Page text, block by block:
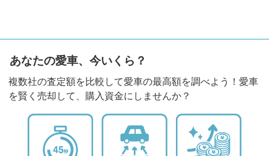
あなたの愛車、今いくら？
複数社の査定額を比較して愛車の最高額を調べよう！愛車
を賢く売却して、購入資金にしませんか？